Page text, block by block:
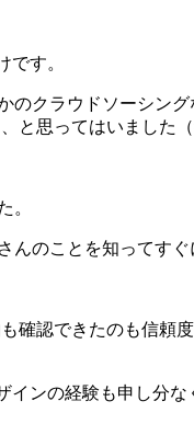
です。
のクラウドソーシン
と思ってはいました（
。
のことを知ってすぐ
確認できたのも信頼
ンの経験も申し分